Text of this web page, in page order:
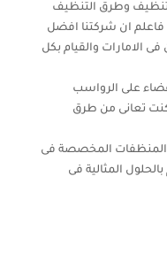
وطرق التنظيف
فاعلم ان شركتنا افضل
الامارات والقيام بكل
على الرواسب
كنت تعانى من طرق
المنظفات المخصصة فى
المثالية فى